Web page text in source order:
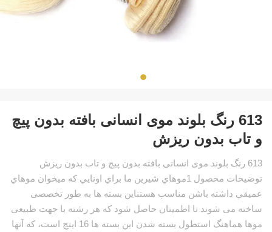
613 رنگ بلوند موی انسانی بافته بدون پیچ
و تاب بدون ریزش
613 رنگ بلوند موی انسانی بافته بدون پیچ و تاب بدون ریزش
توضیحات محصول 1موهاي شيرين ما براي اونايي که ميخوان موهاي
عميقي داشته باشن مناسب هستناین بسته ها به طور تخصصی
ساخته می شوند تا اطمینان حاصل شود که هر رشته با جهت طبیعی
موها هماهنگ استطول بسته شدن این بسته ها 16 اینچ است، که آنها